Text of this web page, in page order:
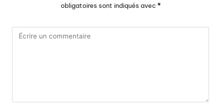
obligatoires sont indiqués avec *